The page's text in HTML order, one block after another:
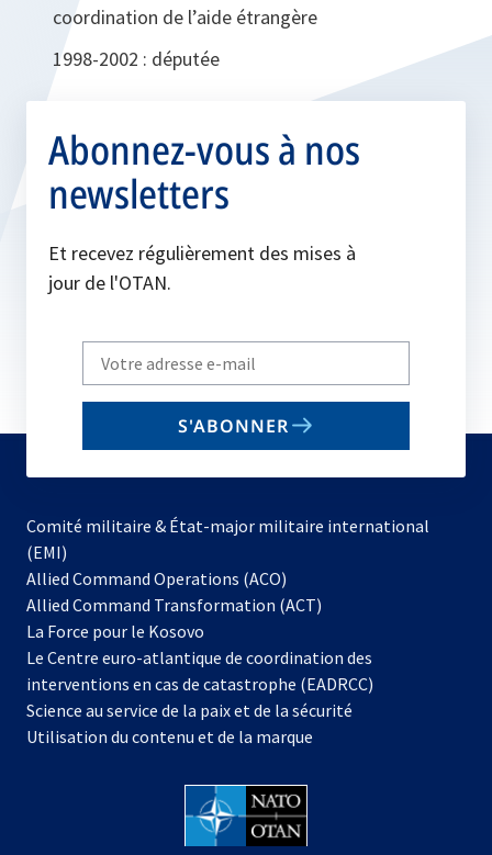
coordination de l’aide étrangère
1998-2002 : députée
Abonnez-vous à nos
newsletters
Et recevez régulièrement des mises à
jour de l'OTAN.
Write
your
email
S'ABONNER
Comité militaire & État-major militaire international
(EMI)
Allied Command Operations (ACO)
dans
nouvel
onglet
Allied Command Transformation (ACT)
La Force pour le Kosovo
dans
un
nouvel
onglet
Le Centre euro-atlantique de coordination des
interventions en cas de catastrophe (EADRCC)
Science au service de la paix et de la sécurité
Utilisation du contenu et de la marque